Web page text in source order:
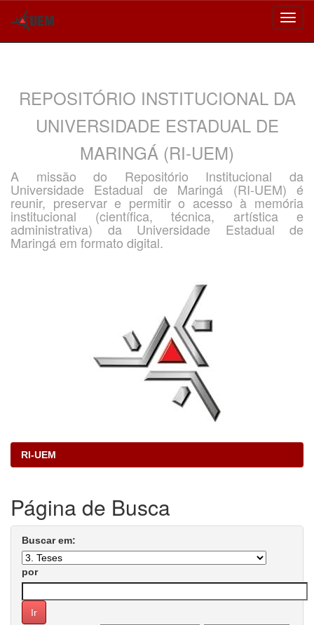
REPOSITÓRIO INSTITUCIONAL DA
UNIVERSIDADE ESTADUAL DE
MARINGÁ (RI-UEM)
A missão do Repositório Institucional da
Universidade Estadual de Maringá (RI-UEM) é
reunir, preservar e permitir o acesso à memória
institucional (científica, técnica, artística e
administrativa) da Universidade Estadual de
Maringá em formato digital.
RI-UEM
Página de Busca
Buscar em:
por